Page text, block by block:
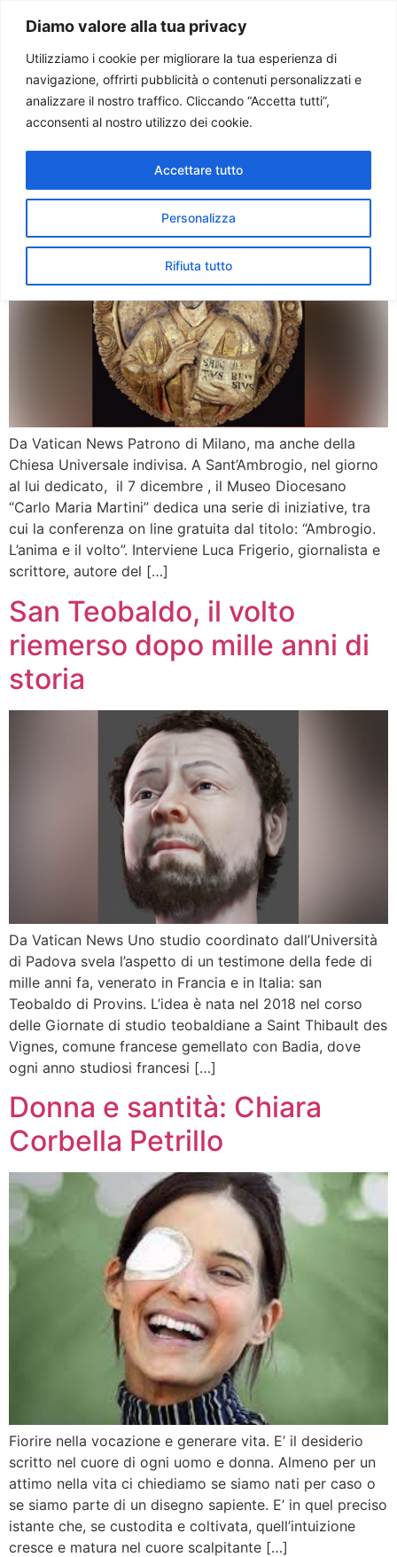
Diamo valore alla tua privacy
Utilizziamo i cookie per migliorare la tua esperienza di
navigazione, offrirti pubblicità o contenuti personalizzati e
analizzare il nostro traffico. Cliccando “Accetta tutti”,
acconsenti al nostro utilizzo dei cookie.
Personalizza
Rifiuta tutto
Accettare tutto
Paolo Ondarza
Categoria:santi
Il flagello e il miele. Il volto
di Ambrogio nell’arte
Da Vatican News Patrono di Milano, ma anche della
Chiesa Universale indivisa. A Sant’Ambrogio, nel giorno
al lui dedicato, il 7 dicembre , il Museo Diocesano
“Carlo Maria Martini” dedica una serie di iniziative, tra
cui la conferenza on line gratuita dal titolo: “Ambrogio.
L’anima e il volto”. Interviene Luca Frigerio, giornalista e
scrittore, autore del […]
San Teobaldo, il volto
riemerso dopo mille anni di
storia
Da Vatican News Uno studio coordinato dall’Università
di Padova svela l’aspetto di un testimone della fede di
mille anni fa, venerato in Francia e in Italia: san
Teobaldo di Provins. L’idea è nata nel 2018 nel corso
delle Giornate di studio teobaldiane a Saint Thibault des
Vignes, comune francese gemellato con Badia, dove
ogni anno studiosi francesi […]
Donna e santità: Chiara
Corbella Petrillo
Fiorire nella vocazione e generare vita. E’ il desiderio
scritto nel cuore di ogni uomo e donna. Almeno per un
attimo nella vita ci chiediamo se siamo nati per caso o
se siamo parte di un disegno sapiente. E’ in quel preciso
istante che, se custodita e coltivata, quell’intuizione
cresce e matura nel cuore scalpitante […]